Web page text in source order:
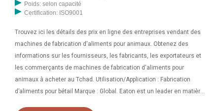
Poids: selon capacité
Certification: ISO9001
Trouvez ici les détails des prix en ligne des entreprises vendant des
machines de fabrication d'aliments pour animaux. Obtenez des
informations sur les fournisseurs, les fabricants, les exportateurs et
les commerçants de machines de fabrication d'aliments pour
animaux à acheter au Tchad. Utilisation/Application : Fabrication
d’aliments pour bétail Marque : Global. Eaton est un leader en matière